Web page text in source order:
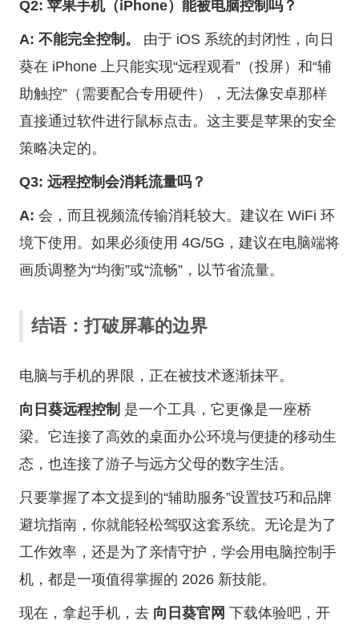
Q2: 苹果手机（iPhone）能被电脑控制吗？
A: 不能完全控制。
由于 iOS 系统的封闭性，向日
葵在 iPhone 上只能实现“远程观看”（投屏）和“辅
助触控”（需要配合专用硬件），无法像安卓那样
直接通过软件进行鼠标点击。这主要是苹果的安全
策略决定的。
Q3: 远程控制会消耗流量吗？
A: 会，而且视频流传输消耗较大。建议在 WiFi 环
境下使用。如果必须使用 4G/5G，建议在电脑端将
画质调整为“均衡”或“流畅”，以节省流量。
结语：打破屏幕的边界
电脑与手机的界限，正在被技术逐渐抹平。
向日葵远程控制 是一个工具，它更像是一座桥
梁。它连接了高效的桌面办公环境与便捷的移动生
态，也连接了游子与远方父母的数字生活。
只要掌握了本文提到的“辅助服务”设置技巧和品牌
避坑指南，你就能轻松驾驭这套系统。无论是为了
工作效率，还是为了亲情守护，学会用电脑控制手
机，都是一项值得掌握的 2026 新技能。
现在，拿起手机，去 向日葵官网 下载体验吧，开